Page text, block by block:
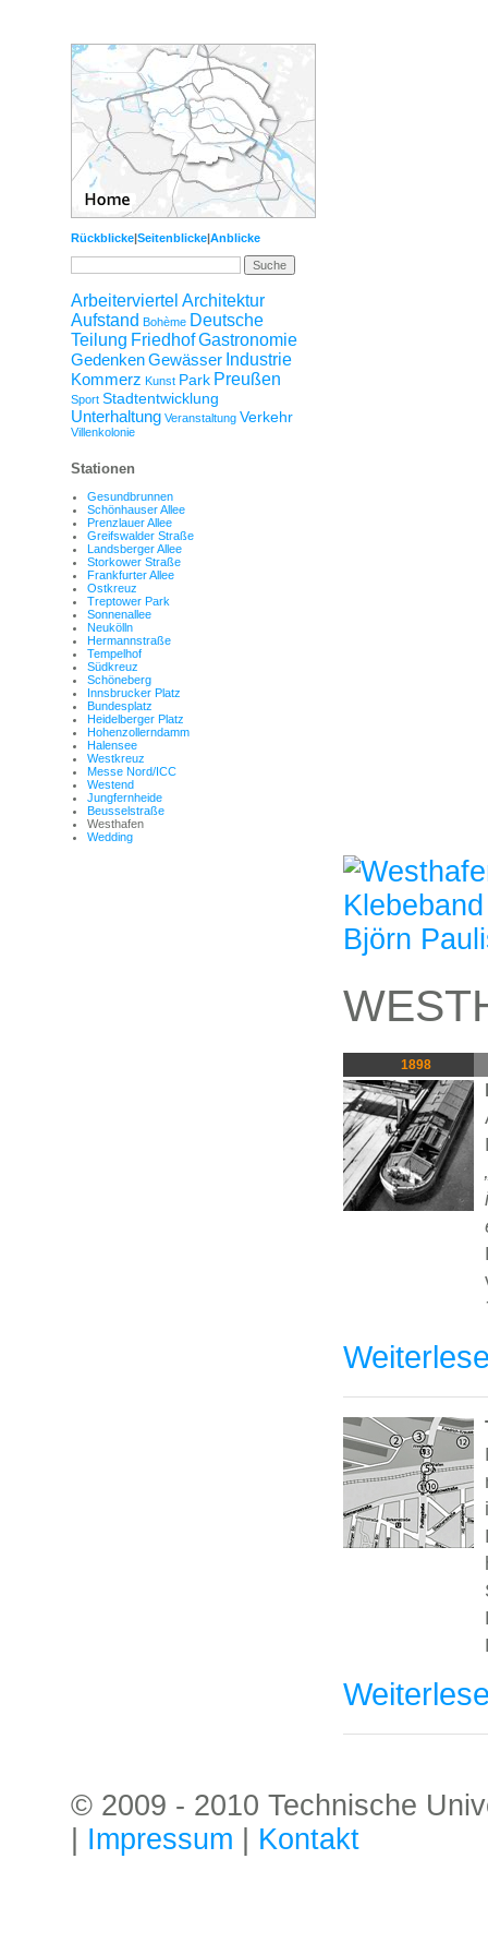
Rückblicke|Seitenblicke|Anblicke
Arbeiterviertel Architektur
Aufstand Bohème Deutsche
Teilung FriedhofGastronomie
GedenkenGewässer Industrie
Kommerz Kunst Park Preußen
Sport Stadtentwicklung
Unterhaltung Veranstaltung Verkehr
Villenkolonie
Stationen
Gesundbrunnen
Schönhauser Allee
Prenzlauer Allee
Greifswalder Straße
Landsberger Allee
Storkower Straße
Frankfurter Allee
Ostkreuz
Treptower Park
Sonnenallee
Neukölln
Hermannstraße
Tempelhof
Südkreuz
Schöneberg
Innsbrucker Platz
Bundesplatz
Heidelberger Platz
Hohenzollerndamm
Halensee
Westkreuz
Messe Nord/ICC
Westend
Jungfernheide
Beusselstraße
Westhafen
Wedding
1898
© 2009 - 2010 Technische
Impressum Kontakt